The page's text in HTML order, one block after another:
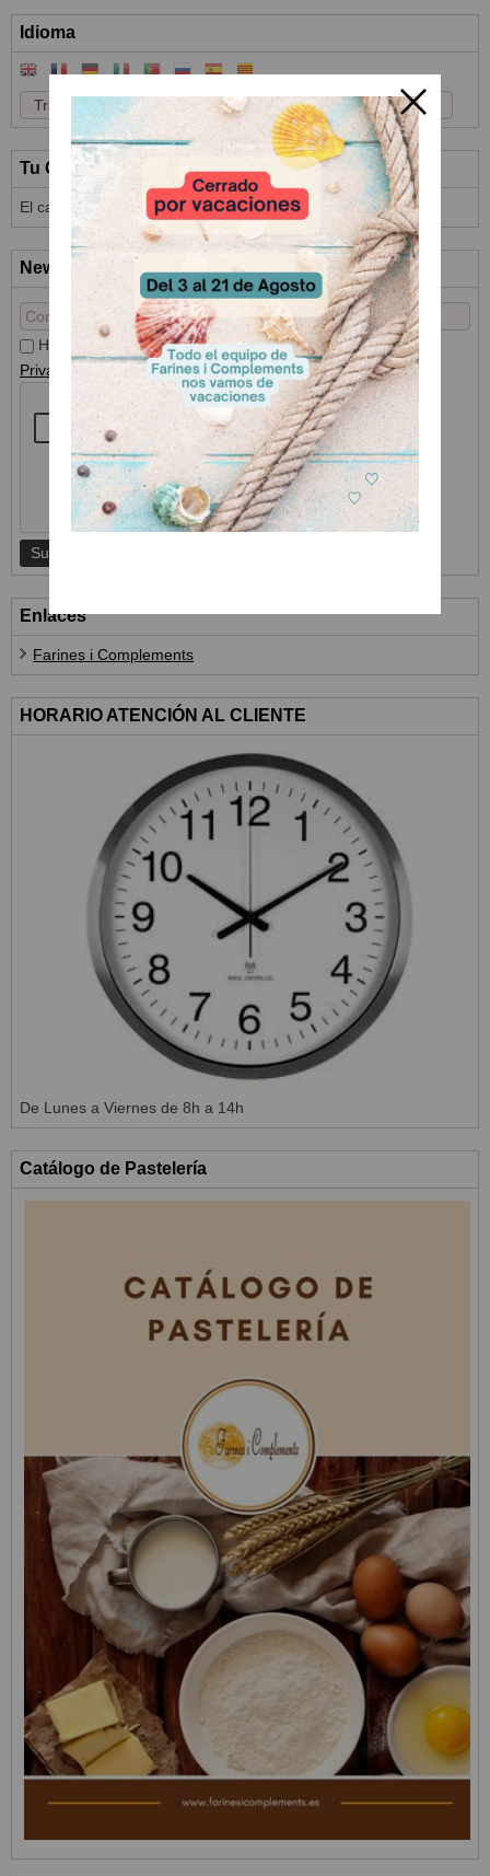
Idioma
Tu Carrito (0)
El carrito de la compra está vacío
Newsletter
He leído y acepto elTratamiento de datosy laPolítica de
Privacidad
Enlaces
Farines i Complements
HORARIO ATENCIÓN AL CLIENTE
De Lunes a Viernes de 8h a 14h
Catálogo de Pastelería